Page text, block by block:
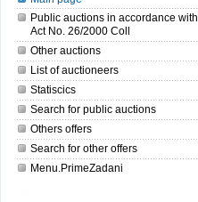
Public auctions in accordance with
Act No. 26/2000 Coll
Other auctions
List of auctioneers
Statiscics
Search for public auctions
Others offers
Search for other offers
Menu.PrimeZadani